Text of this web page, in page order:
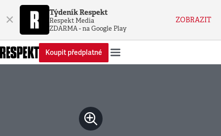
× Týdeník Respekt
Respekt Media
ZDARMA - na Google Play
ZOBRAZIT
Koupit předplatné